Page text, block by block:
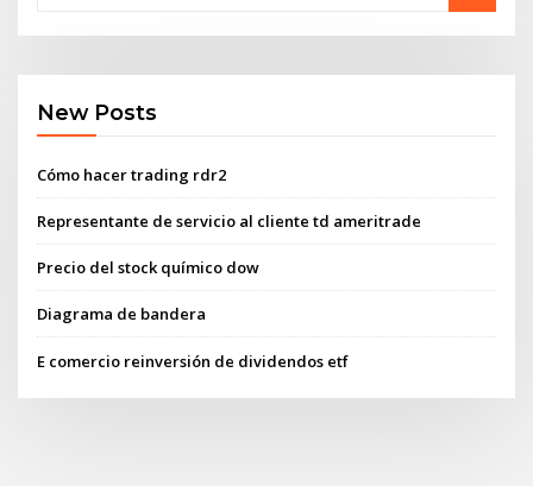
New Posts
Cómo hacer trading rdr2
Representante de servicio al cliente td ameritrade
Precio del stock químico dow
Diagrama de bandera
E comercio reinversión de dividendos etf